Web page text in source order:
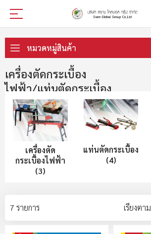
ไป
ที่
เนื้อหา
หมวดหมู่สินค้า
เครื่องตัดกระเบื้อง
ไฟฟ้า/แท่นตัดกระเบื้อง
เครื่องตัด
กระเบื้องไฟฟ้า
(3)
แท่นตัดกระเบื้อง
(4)
7 รายการ เรียงตาม